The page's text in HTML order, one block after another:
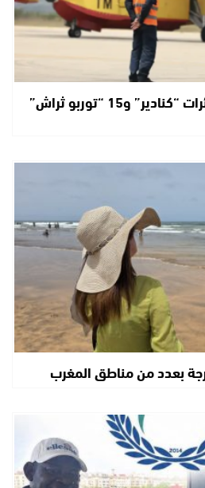
المغرب يعبّئ ثماني طائرات “كنادير” و15 “توربو ثراش”